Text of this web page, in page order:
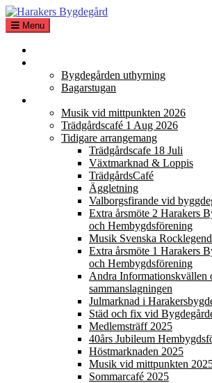
Skip
to
content
Menu
Bygdegården uthyrning
Bagarstugan
Musik vid mittpunkten 2026
Trädgårdscafé 1 Aug 2026
Tidigare arrangemang
Trädgårdscafe 18 Juli
Växtmarknad & Loppis
TrädgårdsCafé
Äggletning
Valborgsfirande vid
Extra årsmöte 2 Harakers
och Hembygdsförening
Musik Svenska
Extra årsmöte 1 Harakers
och Hembygdsförening
Andra Informationskvällen
sammanslagningen
Julmarknad i
Städ och fix vid
Medlemsträff 2025
40års Jubileum
Höstmarknaden 2025
Musik vid mittpunkten
Sommarcafé 2025